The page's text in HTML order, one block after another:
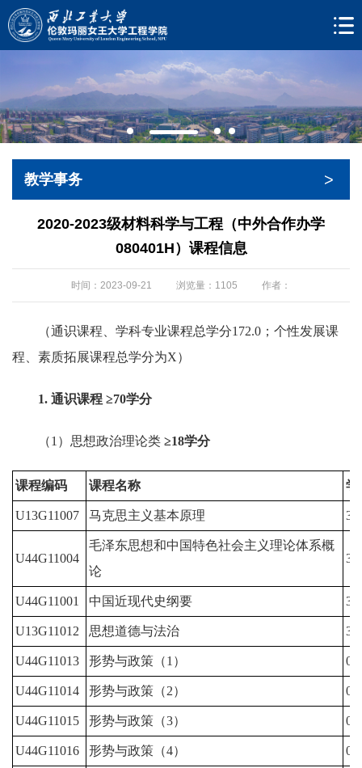
教学事务 >
2020-2023级材料科学与工程（中外合作办学
080401H）课程信息
时间：2023-09-21 浏览量： 1105 作者：
（通识课程、学科专业课程总学分172.0；个性发展课
程、素质拓展课程总学分为X）
1. 通识课程 ≥70学分
（1）思想政治理论类 ≥18学分
课程编码 课程名称 学
U13G11007 马克思主义基本原理 3.0
U44G11004
毛泽东思想和中国特色社会主义理论体系概
论
3.0
U44G11001 中国近现代史纲要 3.0
U13G11012 思想道德与法治 3.0
U44G11013 形势与政策（1） 0.5
U44G11014 形势与政策（2） 0.5
U44G11015 形势与政策（3） 0.5
U44G11016 形势与政策（4） 0.5